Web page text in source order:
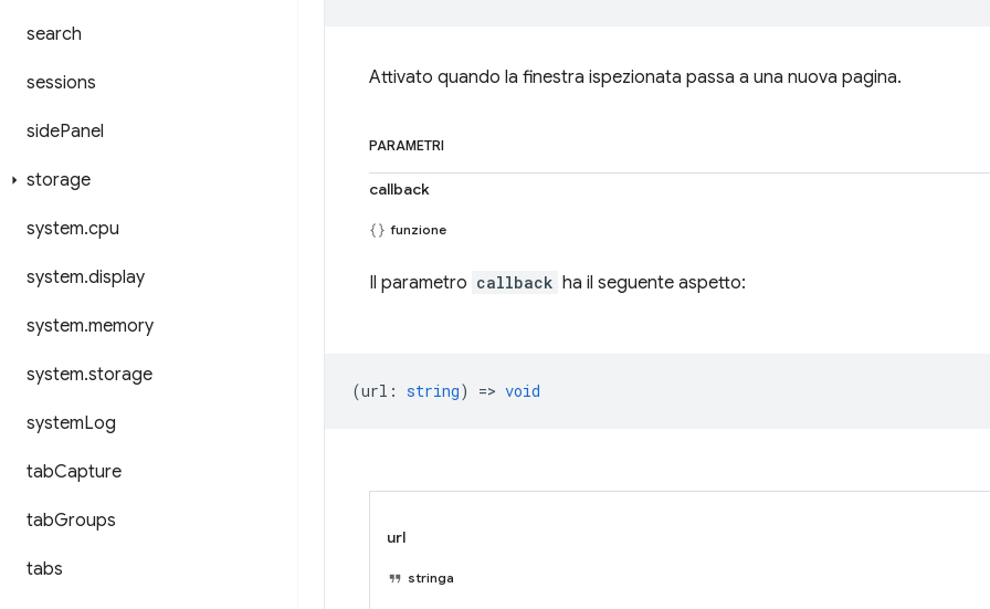
search
sessions
sidePanel
storage
system.cpu
system.display
system.memory
system.storage
systemLog
tabCapture
tabGroups
tabs
Attivato quando la finestra ispezionata passa a una nuova pagina.
PARAMETRI
callback
funzione
Il parametro callback ha il seguente aspetto:
(url : string) => void
url
stringa